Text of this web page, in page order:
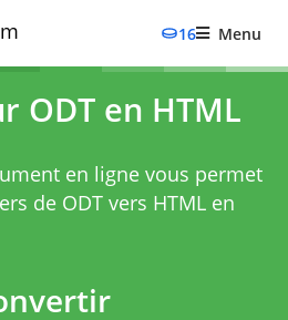
16 Menu
ODT en HTML
en ligne vous permet
de ODT vers HTML en